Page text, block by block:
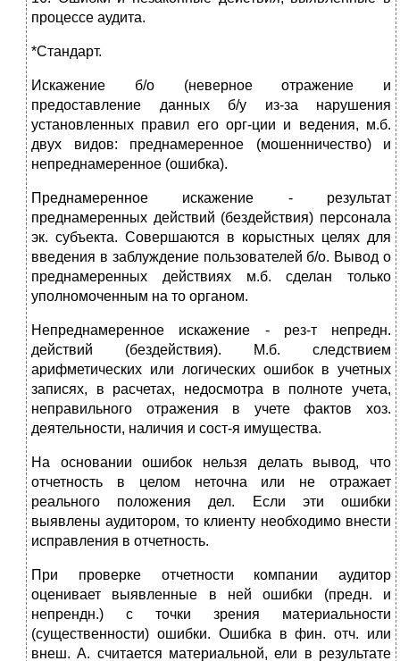
процессе аудита.
*Стандарт.
Искажение б/о (неверное отражение и
предоставление данных б/у из-за нарушения
установленных правил его орг-ции и ведения, м.б.
двух видов: преднамеренное (мошенничество) и
непреднамеренное (ошибка).
Преднамеренное искажение - результат
преднамеренных действий (бездействия) персонала
эк. субъекта. Совершаются в корыстных целях для
введения в заблуждение пользователей б/о. Вывод о
преднамеренных действиях м.б. сделан только
уполномоченным на то органом.
Непреднамеренное искажение - рез-т непредн.
действий (бездействия). М.б. следствием
арифметических или логических ошибок в учетных
записях, в расчетах, недосмотра в полноте учета,
неправильного отражения в учете фактов хоз.
деятельности, наличия и сост-я имущества.
На основании ошибок нельзя делать вывод, что
отчетность в целом неточна или не отражает
реального положения дел. Если эти ошибки
выявлены аудитором, то клиенту необходимо внести
исправления в отчетность.
При проверке отчетности компании аудитор
оценивает выявленные в ней ошибки (предн. и
непрендн.) с точки зрения материальности
(существенности) ошибки. Ошибка в фин. отч. или
внеш. А. считается материальной, ели в результате